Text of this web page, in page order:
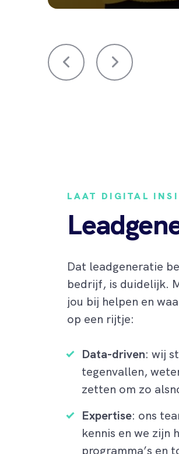
LAAT DIGITAL
Dat leadgeneratie
bedrijf, is duidelijk.
jou bij helpen en
op een rijtje:
Data-driven: wij
tegenvallen,
zetten om zo
Expertise: ons
kennis en we zijn
programma’s en